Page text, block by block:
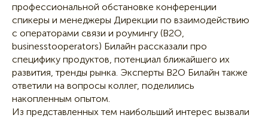
профессиональной обстановке конференции
спикеры и менеджеры Дирекции по взаимодействию
с операторами связи и роумингу (B2O,
businesstooperators) Билайн рассказали про
специфику продуктов, потенциал ближайшего их
развития, тренды рынка. Эксперты B2O Билайн также
ответили на вопросы коллег, поделились
накопленным опытом.
Из представленных тем наибольший интерес вызвали